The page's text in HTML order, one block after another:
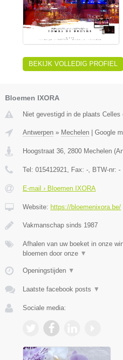
BEKIJK VOLLEDIG PROFIEL
Bloemen IXORA
Niet gevestigd in de plaats
Antwerpen » Mechelen Google
Hoogstraat 36, 2800 Mechelen (
Tel: 015412921, Fax: -, BTW-nr: -
E-mail › Bloemen IXORA
Website: https://bloemenixora.be/
Vakmanschap sinds 1987
Afhalen van uw boeket in onze
bloemen door onze ▼
Openingstijden ▼
Laatste facebook posts ▼
Sociale media: